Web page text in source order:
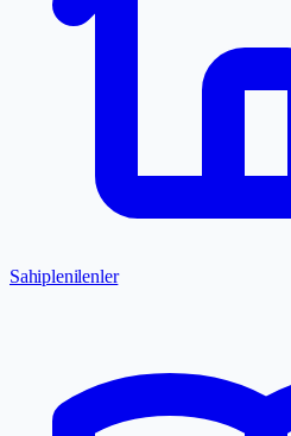
Sahiplenilenler